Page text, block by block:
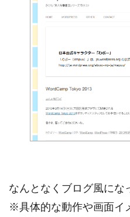
なんとなくブログ風にな
※具体的な動作や画面イ